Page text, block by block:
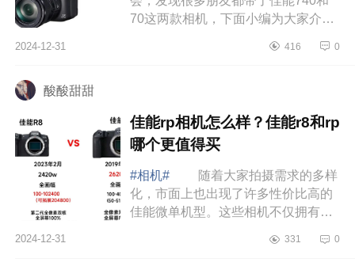
70这两款相机，下面小编为大家介绍
sx740hs和佳能sx70hs哪个更适合演
2024-12-31 416 0
酸酸甜甜
佳能rp相机怎么样？佳能r8和rp
哪个更值得买
#相机#
随着大家拍摄需求的多样
化，市面上也出现了许多性价比高的
佳能微单机型。这些相机不仅拥有出
拍摄场景，是真正的“用得起”的好选
2024-12-31 331 0